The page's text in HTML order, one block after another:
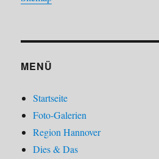
MENÜ
Startseite
Foto-Galerien
Region Hannover
Dies & Das